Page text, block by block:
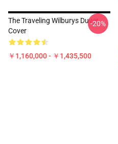
The Traveling Wilburys Duvet
Cover
￥1,160,000 - ￥1,435,500
-20%